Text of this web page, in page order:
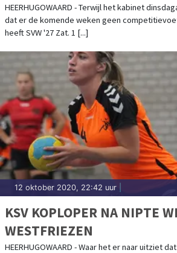
HEERHUGOWAARD - Terwijl het kabinet
dat er de komende weken geen
heeft SVW '27 Zat. 1 [...]
12 oktober 2020, 22:42 uur
KSV KOPLOPER NA NIPTE
WESTFRIEZEN
HEERHUGOWAARD - Waar het er naar uitziet